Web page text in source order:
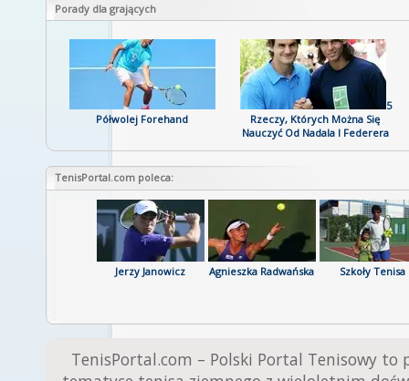
Porady dla grających
Półwolej Forehand
5
Rzeczy, Których Można Się
Nauczyć Od Nadala I Federera
TenisPortal.com poleca:
Jerzy Janowicz Agnieszka Radwańska Szkoły Tenisa
TenisPortal.com – Polski Portal Tenisowy